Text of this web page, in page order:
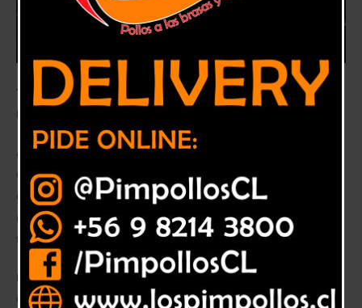
Todos los alumnos lograron aprobar el curso impartido por la OTEC
Fundación Luterana.
A lo largo del presente mes privados de libertad han sido certificados en
oficios en distintas unidades penales de la región. Esta vez fue el turno
de quienes cumplen su condena en el Centro de Educación y Trabajo
(CET) de Putaendo, quienes realizaron el curso de carpintería en
terminaciones.
En total fueron 15 los usuarios que realizaron el taller impartido por la
OTEC Fundación Luterana a partir del pasado mes de diciembre.
La